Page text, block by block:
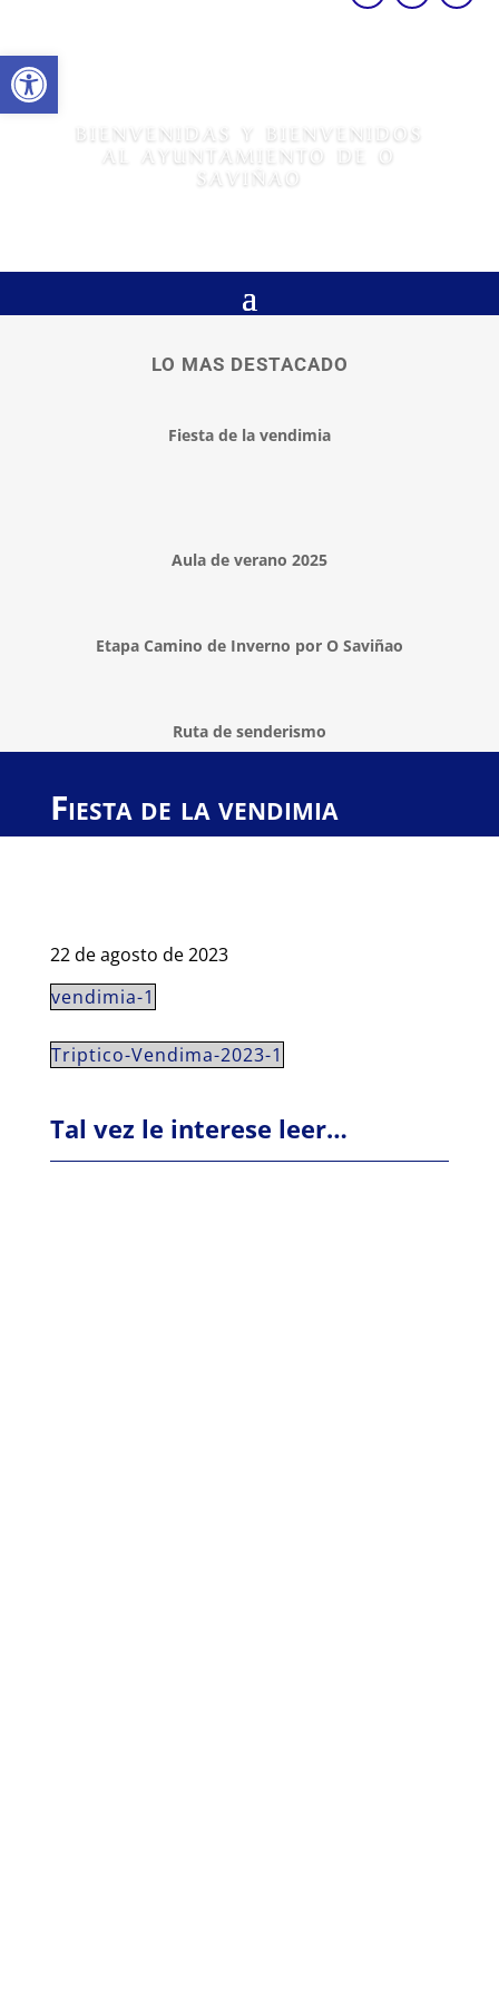
Abrir barra de herramientas
BIENVENIDAS Y BIENVENIDOS
AL AYUNTAMIENTO DE O
SAVIÑAO
LO MAS DESTACADO
Fiesta de la vendimia
Aula de verano 2025
Etapa Camino de Inverno por O Saviñao
Ruta de senderismo
Fiesta de la vendimia
22 de agosto de 2023
vendimia-1
Triptico-Vendima-2023-1
Tal vez le interese leer…